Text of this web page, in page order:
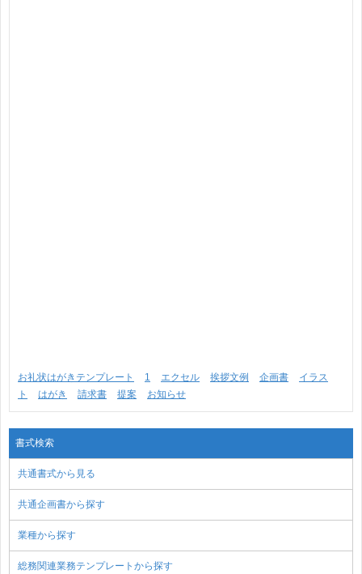
お礼状はがきテンプレート 1 エクセル 挨拶文例 企画書
イラス
ト
はがき 請求書 提案 お知らせ
書式検索
共通書式から見る
共通企画書から探す
業種から探す
総務関連業務テンプレートから探す